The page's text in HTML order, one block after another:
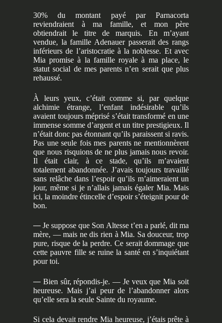
30% du montant payé par Parnacorta
reviendraient à ma famille, et mon père
obtiendrait le titre de marquis. En m’ayant
vendue, la famille Adenauer passerait des rangs
inférieurs de l’aristocratie à la noblesse. Et avec
Mia promise à la famille royale à ma place, le
statut social de mes parents n’en serait que plus
rehaussé.
À leurs yeux, c’était comme si, par quelque
alchimie étrange, l’enfant indésirable qu’ils
avaient toujours méprisé s’était transformé en une
immense somme d’argent et un titre prestigieux. Il
n’était donc pas étonnant qu’ils paraissent si ravis.
Pas une seule fois mes parents ne mentionnèrent
que nous risquions de ne plus jamais nous revoir.
Il était clair, à ce stade, qu’ils m’avaient
totalement abandonnée. J’avais toujours travaillé
sans relâche dans l’espoir qu’ils m’aimeraient un
jour, même si je n’allais jamais égaler Mia. Mais
ici, la moindre étincelle d’espoir s’éteignit pour de
bon.
—Je suppose que Son Altesse t’en a parlé, dit ma
mère, — mais ne dis rien à Mia. Sa douceur, trop
pure, risque de la perdre. Ce serait dommage que
cette pauvre fille se ruine la santé en s’inquiétant
pour toi.
— Bien sûr, répondis-je. — Je veux que Mia soit
heureuse. Mais j’ai peur de l’abandonner alors
qu’elle sera la seule Sainte du royaume.
Si cela devait rendre Mia heureuse, j’étais prête à